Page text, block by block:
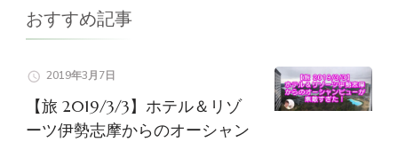
シ
ョ
ン
おすすめ記事
2019年3月7日
【旅 2019/3/3】ホテル＆リゾ
ーツ伊勢志摩からのオーシャン